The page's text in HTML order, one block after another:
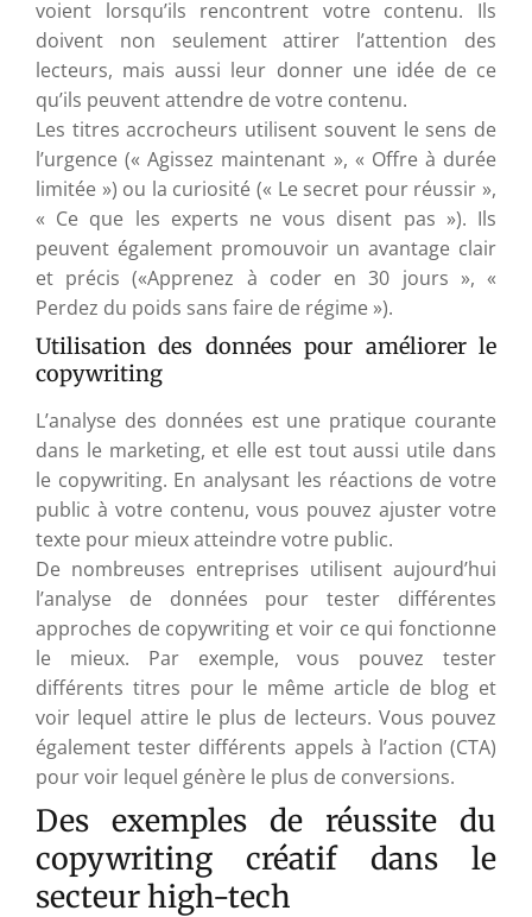
voient lorsqu’ils rencontrent votre contenu. Ils
doivent non seulement attirer l’attention des
lecteurs, mais aussi leur donner une idée de ce
qu’ils peuvent attendre de votre contenu.
Les titres accrocheurs utilisent souvent le sens de
l’urgence (« Agissez maintenant », « Offre à durée
limitée ») ou la curiosité (« Le secret pour réussir »,
« Ce que les experts ne vous disent pas »). Ils
peuvent également promouvoir un avantage clair
et précis («Apprenez à coder en 30 jours », «
Perdez du poids sans faire de régime »).
Utilisation des données pour améliorer le
copywriting
L’analyse des données est une pratique courante
dans le marketing, et elle est tout aussi utile dans
le copywriting. En analysant les réactions de votre
public à votre contenu, vous pouvez ajuster votre
texte pour mieux atteindre votre public.
De nombreuses entreprises utilisent aujourd’hui
l’analyse de données pour tester différentes
approches de copywriting et voir ce qui fonctionne
le mieux. Par exemple, vous pouvez tester
différents titres pour le même article de blog et
voir lequel attire le plus de lecteurs. Vous pouvez
également tester différents appels à l’action (CTA)
pour voir lequel génère le plus de conversions.
Des exemples de réussite du
copywriting créatif dans le
secteur high-tech